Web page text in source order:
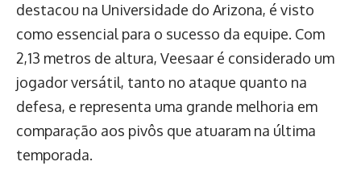
destacou na Universidade do Arizona, é visto
como essencial para o sucesso da equipe. Com
2,13 metros de altura, Veesaar é considerado um
jogador versátil, tanto no ataque quanto na
defesa, e representa uma grande melhoria em
comparação aos pivôs que atuaram na última
temporada.